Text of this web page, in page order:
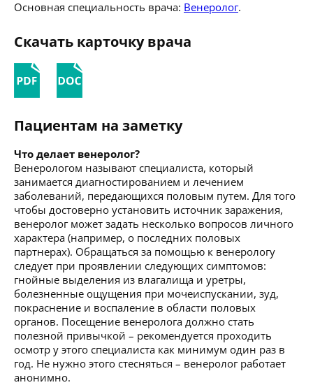
Основная специальность врача: Венеролог.
Скачать карточку врача
Пациентам на заметку
Что делает венеролог?
Венерологом называют специалиста, который
занимается диагностированием и лечением
заболеваний, передающихся половым путем. Для того
чтобы достоверно установить источник заражения,
венеролог может задать несколько вопросов личного
характера (например, о последних половых
партнерах). Обращаться за помощью к венерологу
следует при проявлении следующих симптомов:
гнойные выделения из влагалища и уретры,
болезненные ощущения при мочеиспускании, зуд,
покраснение и воспаление в области половых
органов. Посещение венеролога должно стать
полезной привычкой – рекомендуется проходить
осмотр у этого специалиста как минимум один раз в
год. Не нужно этого стесняться – венеролог работает
анонимно.